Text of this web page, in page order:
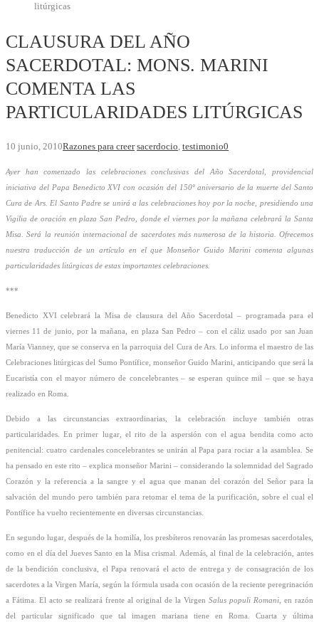
litúrgicas
CLAUSURA DEL AÑO
SACERDOTAL: MONS. MARINI
COMENTA LAS
PARTICULARIDADES LITÚRGICAS
10 junio, 2010Razones para creer sacerdocio, testimonio0
Ayer han comenzado las celebraciones conclusivas del Año Sacerdotal, providencial
iniciativa del Papa Benedicto XVI con ocasión del 150º aniversario de la muerte del Santo
Cura de Ars. El Santo Padre se unirá a las celebraciones hoy por la noche, presidiendo una
Vigilia de oración en plaza San Pedro, donde el viernes por la mañana celebrará la Santa
Misa. Será la reunión internacional de sacerdotes más numerosa de la historia. Ofrecemos
nuestra traducción de un artículo en el que Monseñor Guido Marini comenta algunas
particularidades litúrgicas de estas importantes celebraciones.
***
Benedicto XVI celebrará la Misa de clausura del Año Sacerdotal – programada para el
viernes 11 de junio, por la mañana, en plaza San Pedro – con el cáliz usado por san Juan
María Vianney, que se conserva en la parroquia del Cura de Ars. Lo informa el maestro de las
Celebraciones litúrgicas del Sumo Pontífice, monseñor Guido Marini, anticipando que será la
Eucaristía con el mayor número de concelebrantes – se esperan quince mil – que se haya
realizado en Roma.
Debido a las circunstancias extraordinarias, la celebración incluye también otras
particularidades. En primer lugar, el rito de la aspersión con el agua bendita como acto
penitencial: cuatro cardenales concelebrantes se unirán al Papa para rociar a la asamblea. Se
ha pensado en este rito – explica monseñor Marini – considerando la solemnidad del Sagrado
Corazón y la referencia a la sangre y el agua que manan del corazón del Señor para la
salvación del mundo pero también para retomar el tema de la purificación, sobre el cual el
Pontífice ha vuelto recientemente en diversas circunstancias.
En segundo lugar, después de la homilía, los presbíteros renovarán las promesas sacerdotales,
como en el día del Jueves Santo en la Misa crismal. Además, al final de la celebración, antes
de la bendición conclusiva, el Papa renovará el acto de entrega y de consagración de los
sacerdotes a la Virgen María, según la fórmula usada con ocasión de la reciente peregrinación
a Fátima. El acto se realizará frente al original de la Virgen Salus populi Romani , en razón
del particular significado que tal imagen mariana tiene en Roma. Cuarta y última